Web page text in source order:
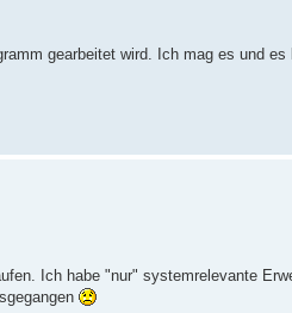
gearbeitet wird. Ich mag es und
Ich habe "nur" systemrelevante